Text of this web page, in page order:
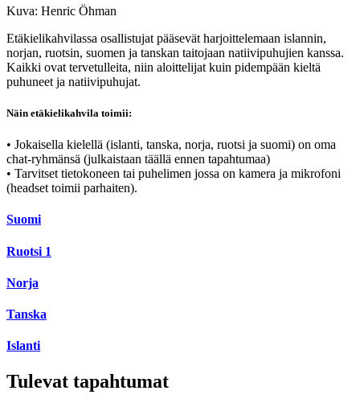
Kuva: Henric Öhman
Etäkielikahvilassa osallistujat pääsevät harjoittelemaan islannin,
norjan, ruotsin, suomen ja tanskan taitojaan natiivipuhujien kanssa.
Kaikki ovat tervetulleita, niin aloittelijat kuin pidempään kieltä
puhuneet ja natiivipuhujat.
Näin etäkielikahvila toimii:
• Jokaisella kielellä (islanti, tanska, norja, ruotsi ja suomi) on oma
chat-ryhmänsä (julkaistaan täällä ennen tapahtumaa)
• Tarvitset tietokoneen tai puhelimen jossa on kamera ja mikrofoni
(headset toimii parhaiten).
Suomi
Ruotsi 1
Norja
Tanska
Islanti
Tulevat tapahtumat